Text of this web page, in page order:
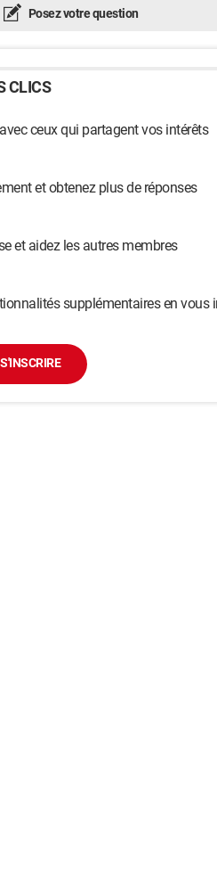
Posez votre question
CLICS
ceux qui partagent vos intérêts
et obtenez plus de réponses
et aidez les autres membres
supplémentaires en vous
S'INSCRIRE